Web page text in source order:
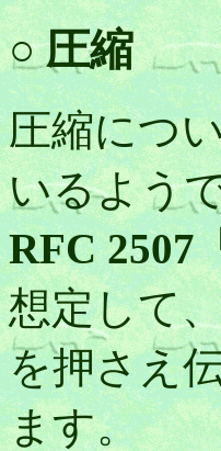
○ 圧縮
圧縮につ
いるよう
RFC 2507
想定して
を押さえ
ます。